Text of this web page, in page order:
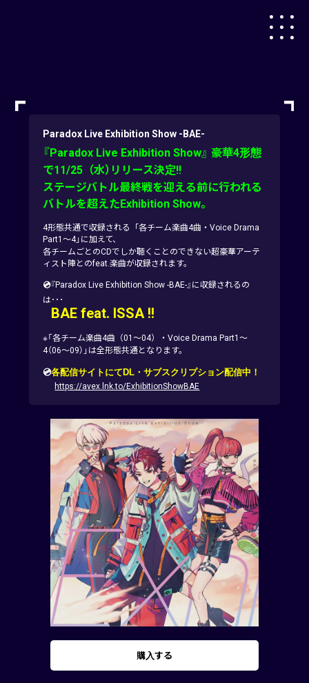
Paradox Live Exhibition Show -BAE-
『Paradox Live Exhibition Show』 豪華4形態
で11/25（水）リリース決定!!
ステージバトル最終戦を迎える前に行われる
バトルを超えたExhibition Show。
4形態共通で収録される「各チーム楽曲4曲・Voice Drama
Part1～4」に加えて、
各チームごとのCDでしか聴くことのできない超豪華アーテ
ィスト陣とのfeat.楽曲が収録されます。
💿『Paradox Live Exhibition Show -BAE-』に収録されるの
は･･･
BAE feat. ISSA !!
※「各チーム楽曲4曲（01～04）・Voice Drama Part1～
4（06～09）」は全形態共通となります。
💿各配信サイトにてDL・サブスクリプション配信中！
https://avex.lnk.to/ExhibitionShowBAE
購入する